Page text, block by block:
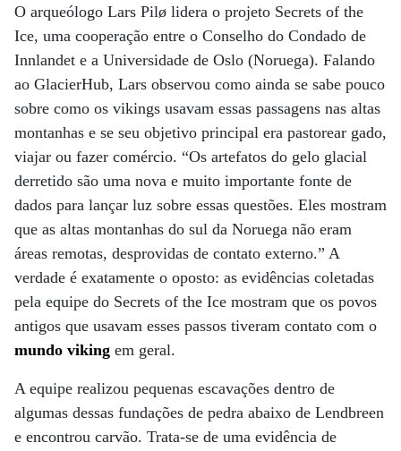
O arqueólogo Lars Pilø lidera o projeto Secrets of the
Ice, uma cooperação entre o Conselho do Condado de
Innlandet e a Universidade de Oslo (Noruega). Falando
ao GlacierHub, Lars observou como ainda se sabe pouco
sobre como os vikings usavam essas passagens nas altas
montanhas e se seu objetivo principal era pastorear gado,
viajar ou fazer comércio. “Os artefatos do gelo glacial
derretido são uma nova e muito importante fonte de
dados para lançar luz sobre essas questões. Eles mostram
que as altas montanhas do sul da Noruega não eram
áreas remotas, desprovidas de contato externo.” A
verdade é exatamente o oposto: as evidências coletadas
pela equipe do Secrets of the Ice mostram que os povos
antigos que usavam esses passos tiveram contato com o
mundo viking em geral.
A equipe realizou pequenas escavações dentro de
algumas dessas fundações de pedra abaixo de Lendbreen
e encontrou carvão. Trata-se de uma evidência de